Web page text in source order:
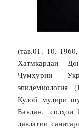
(тав.01. 10.
Хатмкардаи
Ҷумҳурии
эпидемиология
Кулоб мудири
Баъдан, солҳои
давлатии